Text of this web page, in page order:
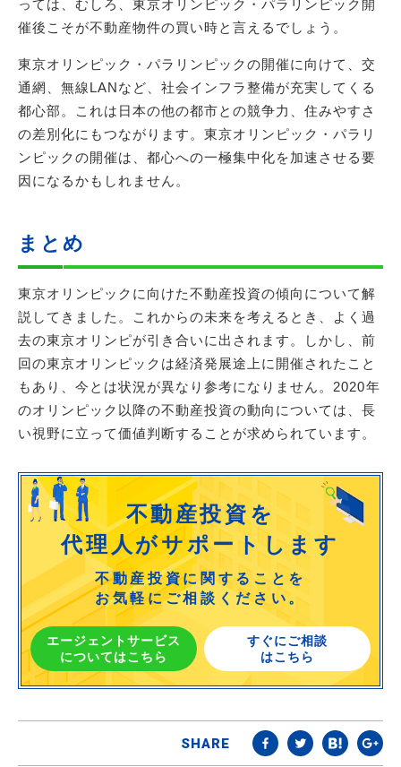
っては、むしろ、東京オリンピック・パラリンピック開
催後こそが不動産物件の買い時と言えるでしょう。
東京オリンピック・パラリンピックの開催に向けて、交
通網、無線LANなど、社会インフラ整備が充実してくる
都心部。これは日本の他の都市との競争力、住みやすさ
の差別化にもつながります。東京オリンピック・パラリ
ンピックの開催は、都心への一極集中化を加速させる要
因になるかもしれません。
まとめ
東京オリンピックに向けた不動産投資の傾向について解
説してきました。これからの未来を考えるとき、よく過
去の東京オリンピが引き合いに出されます。しかし、前
回の東京オリンピックは経済発展途上に開催されたこと
もあり、今とは状況が異なり参考になりません。2020年
のオリンピック以降の不動産投資の動向については、長
い視野に立って価値判断することが求められています。
不動産投資を
代理人がサポートします
不動産投資に関することを
お気軽にご相談ください。
エージェントサービス
についてはこちら
すぐにご相談
はこちら
SHARE